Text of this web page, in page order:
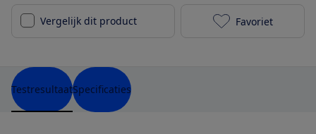
Vergelijk dit product Trek Allant+
Favoriet
TestresultaatSpecificaties